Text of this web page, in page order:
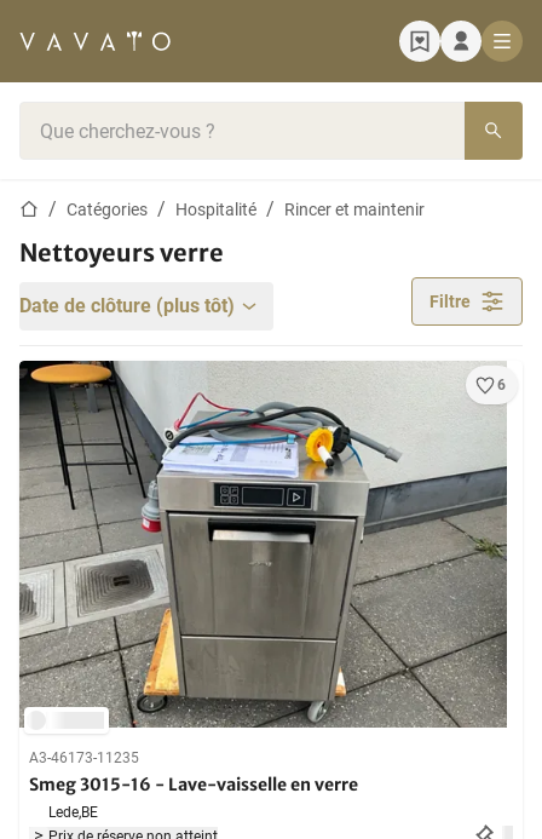
Page d'accueil
Catégories Hospitalité Rincer et maintenir
Nettoyeurs verre
Date de clôture (plus tôt) Filtre
6
A3-46173-11235
Smeg 3015-16 - Lave-vaisselle en verre
Lede,BE